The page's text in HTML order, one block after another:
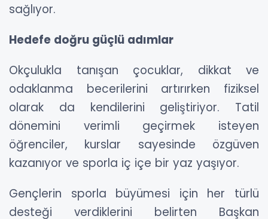
sağlıyor.
Hedefe doğru güçlü adımlar
Okçulukla tanışan çocuklar, dikkat ve
odaklanma becerilerini artırırken fiziksel
olarak da kendilerini geliştiriyor. Tatil
dönemini verimli geçirmek isteyen
öğrenciler, kurslar sayesinde özgüven
kazanıyor ve sporla iç içe bir yaz yaşıyor.
Gençlerin sporla büyümesi için her türlü
desteği verdiklerini belirten Başkan